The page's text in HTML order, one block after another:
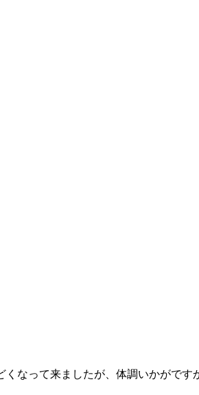
なって来ましたが、体調いかがで